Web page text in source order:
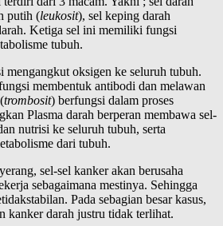
putih (leukosit), sel keping darah
Ketiga sel ini memiliki fungsi
tubuh.
mengangkut oksigen ke seluruh tubuh.
membentuk antibodi dan melawan
trombosit) berfungsi dalam proses
Plasma darah berperan membawa sel-
nutrisi ke seluruh tubuh, serta
dari tubuh.
sel-sel kanker akan berusaha
sebagaimana mestinya. Sehingga
Pada sebagian besar kasus,
kanker darah justru tidak terlihat.